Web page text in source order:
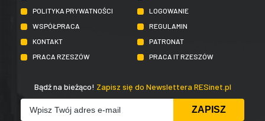
POLITYKA PRYWATNOŚCI
LOGOWANIE
WSPÓŁPRACA
REGULAMIN
KONTAKT
PATRONAT
PRACA RZESZÓW
PRACA IT RZESZÓW
Bądź na bieżąco! Zapisz się do Newslettera RESinet.pl